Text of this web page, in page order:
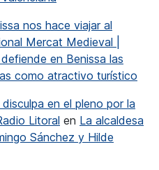
nos hace viajar al
Mercat Medieval |
en Benissa las
como atractivo turístico
en el pleno por la
Litoral en La alcaldesa
Sánchez y Hilde